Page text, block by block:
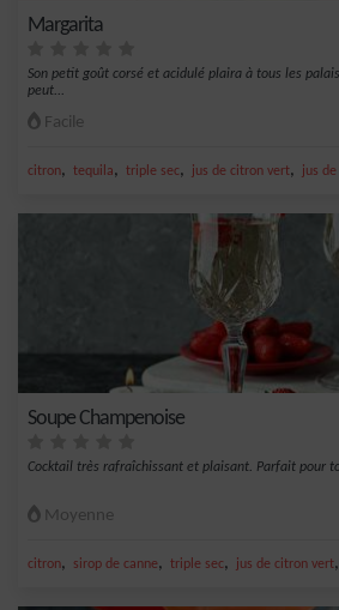
Margarita
Son petit goût corsé et acidulé plaira à tous les
peut...
Facile
citron, tequila, triple sec, jus de citron vert, jus
Soupe Champenoise
Cocktail très rafraîchissant et plaisant. Parfait pour
Moyenne
citron, sirop de canne, triple sec, jus de citron vert,